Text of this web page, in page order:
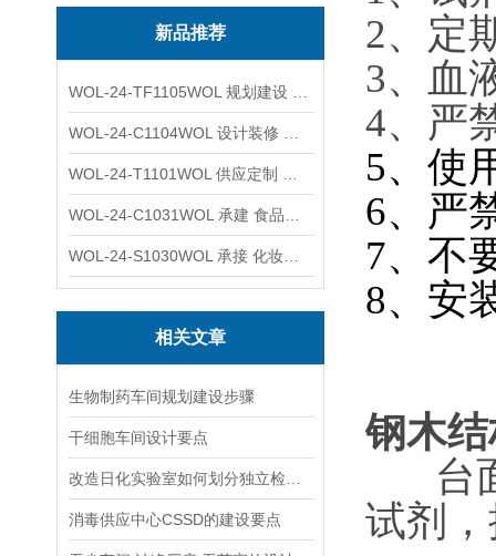
新品推荐
相关文章
生物制药车间规划建设步骤
干细胞车间设计要点
消毒供应中心CSSD的建设要点
2、定
3、血
4、严
5、使
6、严
7、不
8、安
钢木
台
试剂